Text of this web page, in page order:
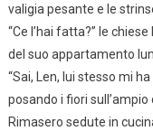
valigia pesante e le
“Ce l’hai fatta?” le
del suo appartamento
“Sai, Len, lui stesso mi
posando i fiori
Rimasero sedute in